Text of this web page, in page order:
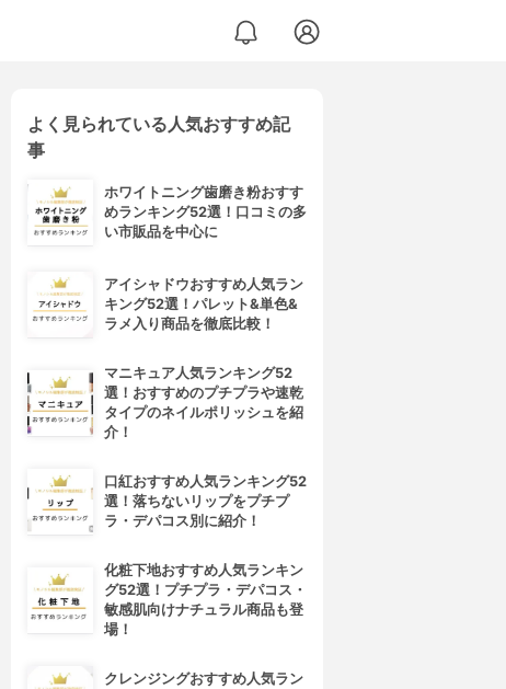
よく見られている人気おすすめ記
事
ホワイトニング歯磨き粉おすす
めランキング52選！口コミの多
い市販品を中心に
アイシャドウおすすめ人気ラン
キング52選！パレット&単色&
ラメ入り商品を徹底比較！
マニキュア人気ランキング52
選！おすすめのプチプラや速乾
タイプのネイルポリッシュを紹
介！
口紅おすすめ人気ランキング52
選！落ちないリップをプチプ
ラ・デパコス別に紹介！
化粧下地おすすめ人気ランキン
グ52選！プチプラ・デパコス・
敏感肌向けナチュラル商品も登
場！
クレンジングおすすめ人気ラン